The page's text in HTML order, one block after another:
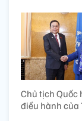
Chủ tịch Quốc
điều hành của